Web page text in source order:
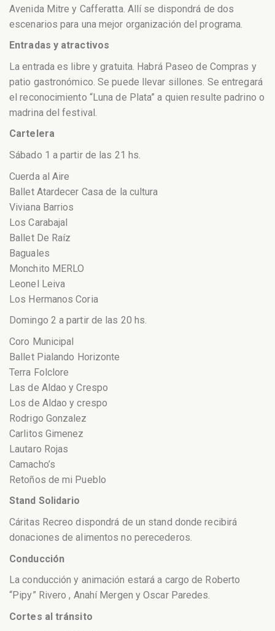
Avenida Mitre y Cafferatta. Allí se dispondrá de dos
escenarios para una mejor organización del programa.
Entradas y atractivos
La entrada es libre y gratuita. Habrá Paseo de Compras y
patio gastronómico. Se puede llevar sillones. Se entregará
el reconocimiento “Luna de Plata” a quien resulte padrino o
madrina del festival.
Cartelera
Sábado 1 a partir de las 21 hs.
Cuerda al Aire
Ballet Atardecer Casa de la cultura
Viviana Barrios
Los Carabajal
Ballet De Raíz
Baguales
Monchito MERLO
Leonel Leiva
Los Hermanos Coria
Domingo 2 a partir de las 20 hs.
Coro Municipal
Ballet Pialando Horizonte
Terra Folclore
Las de Aldao y Crespo
Los de Aldao y crespo
Rodrigo Gonzalez
Carlitos Gimenez
Lautaro Rojas
Camacho’s
Retoños de mi Pueblo
Stand Solidario
Cáritas Recreo dispondrá de un stand donde recibirá
donaciones de alimentos no perecederos.
Conducción
La conducción y animación estará a cargo de Roberto
“Pipy” Rivero , Anahí Mergen y Oscar Paredes.
Cortes al tránsito